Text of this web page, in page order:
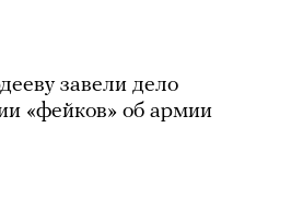
завели дело
«фейков» об армии